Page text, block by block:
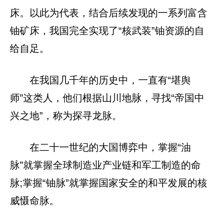
床。以此为代表，结合后续发现的一系列富含
铀矿床，我国完全实现了“核武装”铀资源的自
给自足。
在我国几千年的历史中，一直有“堪舆
师”这类人，他们根据山川地脉，寻找“帝国中
兴之地”，称为探寻龙脉。
在二十一世纪的大国博弈中，掌握“油
脉”就掌握全球制造业产业链和军工制造的命
脉;掌握“铀脉”就掌握国家安全的和平发展的核
威慑命脉。